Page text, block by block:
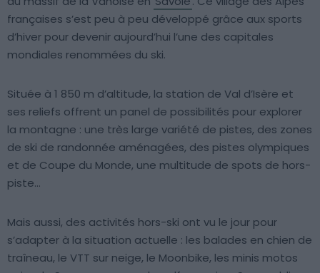
françaises s’est peu à peu développé grâce aux sports
d’hiver pour devenir aujourd’hui l’une des capitales
mondiales renommées du ski.
Située à 1 850 m d’altitude, la station de Val d’Isère et
ses reliefs offrent un panel de possibilités pour explorer
la montagne : une très large variété de pistes, des zones
de ski de randonnée aménagées, des pistes olympiques
et de Coupe du Monde, une multitude de spots de hors-
piste…
Mais aussi, des activités hors-ski ont vu le jour pour
s’adapter à la situation actuelle : les balades en chien de
traîneau, le VTT sur neige, le Moonbike, les minis motos